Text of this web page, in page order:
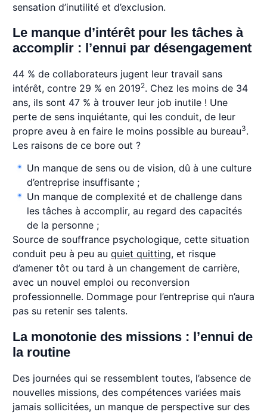
sensation d’inutilité et d’exclusion.
Le manque d’intérêt pour les tâches à
accomplir : l’ennui par désengagement
44 % de collaborateurs jugent leur travail sans
intérêt, contre 29 % en 20192. Chez les moins de 34
ans, ils sont 47 % à trouver leur job inutile ! Une
perte de sens inquiétante, qui les conduit, de leur
propre aveu à en faire le moins possible au bureau3.
Les raisons de ce bore out ?
Un manque de sens ou de vision, dû à une culture
d’entreprise insuffisante ;
Un manque de complexité et de challenge dans
les tâches à accomplir, au regard des capacités
de la personne ;
Source de souffrance psychologique, cette situation
conduit peu à peu au quiet quitting, et risque
d’amener tôt ou tard à un changement de carrière,
avec un nouvel emploi ou reconversion
professionnelle. Dommage pour l’entreprise qui n’aura
pas su retenir ses talents.
La monotonie des missions : l’ennui de
la routine
Des journées qui se ressemblent toutes, l’absence de
nouvelles missions, des compétences variées mais
jamais sollicitées, un manque de perspective sur des